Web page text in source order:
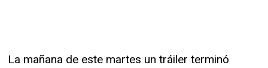
La mañana de este martes un tráiler terminó